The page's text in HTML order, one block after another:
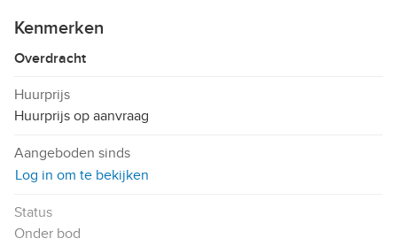
Kenmerken
Overdracht
Huurprijs
Huurprijs op aanvraag
Aangeboden sinds
Log in om te bekijken
Status
Onder bod